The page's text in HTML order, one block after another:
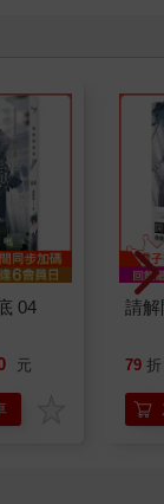
04
元
請解
79 折